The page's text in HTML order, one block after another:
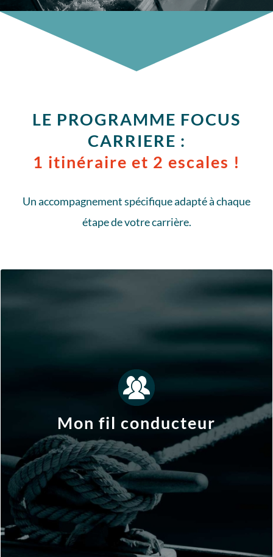
LE PROGRAMME FOCUS
CARRIERE :
1 itinéraire et 2 escales !
Un accompagnement spécifique adapté à chaque
étape de votre carrière.
Mon fil conducteur
Qu’est-ce qui fait sens pour moi ?
Quels sont les enjeux des carrières actuelles ?
Qu’y a-t-il de commun entre mes différentes
Comment en dégager un fil conducteur et identifier
ce qui fait sens pour moi ?